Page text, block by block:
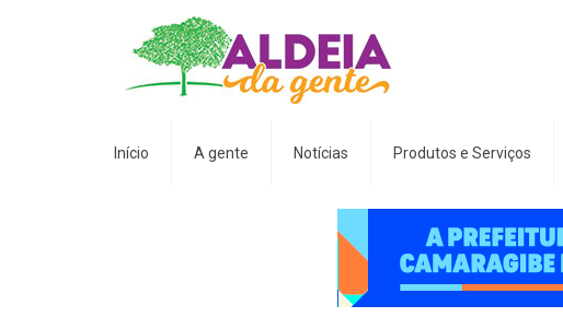
Início A gente Notícias Produtos e Serviços